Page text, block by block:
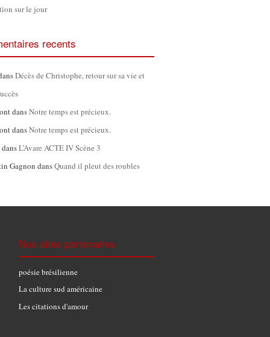
sur le jour
recents
Décès de Christophe, retour sur sa vie et
dansNotre temps est précieux.
dansNotre temps est précieux.
dansL’Avare ACTE IV Scène 3
Gagnon dansQuand il pleut des roubles
Nos sites partenaires
poésie brésilienne
La culture sud américaine
Les citations d'amour